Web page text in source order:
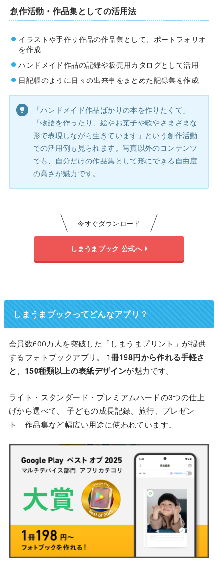
創作活動・作品集としての活用法
イラストや手作り作品の作品集として、ポートフォリオ
を作成
ハンドメイド作品の記録や販売用カタログとして活用
日記帳のように日々の出来事をまとめた記録集を作成
「ハンドメイド作品ばかりの本を作りたくて」
「物語を作ったり、絵やお菓子や歌やさまざまな
形で表現しながら生きています」という創作活動
での活用例も見られます。写真以外のコンテンツ
でも、自分だけの作品集として形にできる自由度
の高さが魅力です。
今すぐダウンロード
しまうまブック 公式へ
しまうまブックってどんなアプリ？
会員数600万人を突破した「しまうまプリント」が提供
するフォトブックアプリ。 1冊198円から作れる手軽さ
と、150種類以上の表紙デザインが魅力です。
ライト・スタンダード・プレミアムハードの3つの仕上
げから選べて、 子どもの成長記録、旅行、プレゼン
ト、作品集など幅広い用途に使われています。